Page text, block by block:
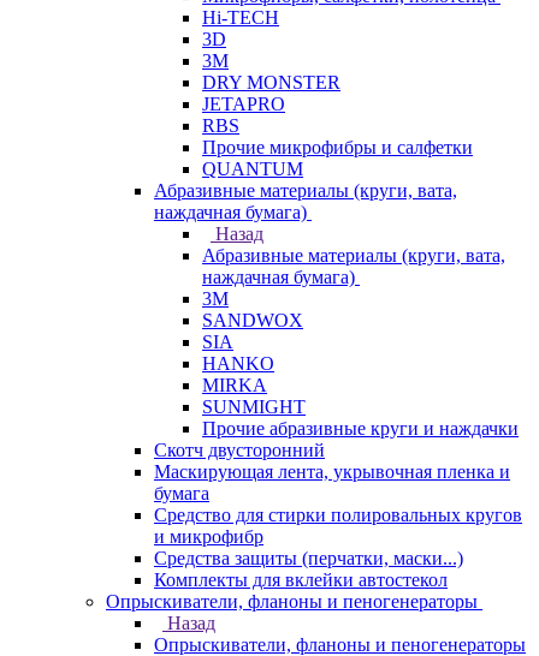
Hi-TECH
3D
3М
DRY MONSTER
JETAPRO
RBS
Прочие микрофибры и салфетки
QUANTUM
Абразивные материалы (круги, вата,
наждачная бумага)
Назад
Абразивные материалы (круги, вата,
наждачная бумага)
3М
SANDWOX
SIA
HANKO
MIRKA
SUNMIGHT
Прочие абразивные круги и наждачки
Скотч двусторонний
Маскирующая лента, укрывочная пленка и
бумага
Средство для стирки полировальных кругов
и микрофибр
Средства защиты (перчатки, маски...)
Комплекты для вклейки автостекол
Опрыскиватели, фланоны и пеногенераторы
Назад
Опрыскиватели, фланоны и пеногенераторы